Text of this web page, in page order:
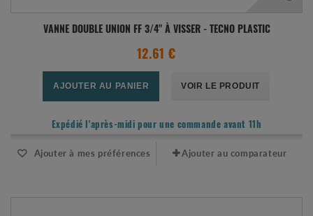
VANNE DOUBLE UNION FF 3/4" À VISSER - TECNO PLASTIC
12.61 €
AJOUTER AU PANIER VOIR LE PRODUIT
Expédié l'après-midi pour une commande avant 11h
Ajouter à mes préférences Ajouter au comparateur